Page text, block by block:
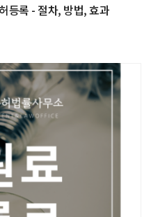
등록 - 절차, 방법, 효과